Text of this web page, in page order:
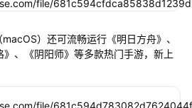
）还可流畅运行《明日方舟》、
》、《阴阳师》等多款热门手游，新上